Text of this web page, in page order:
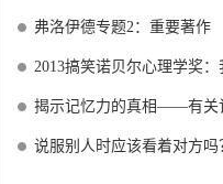
弗洛伊德专题2：重要著作
2013搞笑诺贝尔心理学奖
揭示记忆力的真相——有关
说服别人时应该看着对方吗